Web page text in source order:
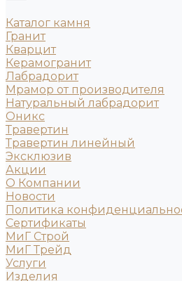
Каталог камня
Гранит
Кварцит
Керамогранит
Лабрадорит
Мрамор от производителя
Натуральный лабрадорит
Оникс
Травертин
Травертин линейный
Эксклюзив
Акции
О Компании
Новости
Политика
Сертификаты
МиГ Строй
МиГ Трейд
Услуги
Изделия